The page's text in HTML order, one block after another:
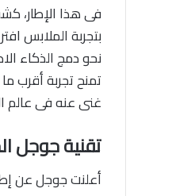
فى هذا الإطار،
بتجربة الملابس
نحو دمج الذكاء
تمنح تجربة أقرب
غنى عنه فى عالم
تقنية جوجل
أعلنت جوجل عن